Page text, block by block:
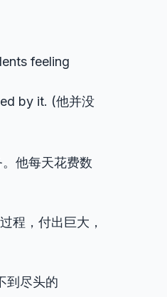
feeling
by it. (他并没
他每天花费数
程，付出巨大，
到尽头的